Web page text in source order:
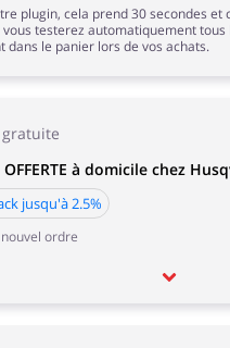
à domicile chez
jusqu'à 2.5%
nouvel ordre
plugin, cela prend 30 secondes et
vous testerez automatiquement tous
dans le panier lors de vos achats.